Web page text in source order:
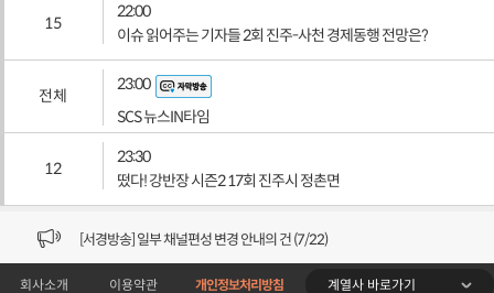
15
22:00
이슈 읽어주는 기자들 2회 진주-사천 경제동행 전망은?
전체
23:00
SCS 뉴스IN타임
12
23:30
떴다! 강반장 시즌2 17회 진주시 정촌면
[VOD공지] 청춘초이스 이용금액 변경 안내
[서경방송] 일부 채널편성 변경 안내의 건 (7/22)
[서경방송] 디지털알뜰형 결합 할인요금 조정 안내 (수정)
회사소개 이용약관 개인정보처리방침 계열사 바로가기